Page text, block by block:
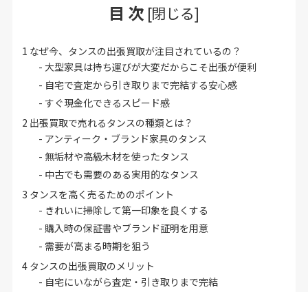
目 次 [閉じる]
1 なぜ今、タンスの出張買取が注目されているの？
大型家具は持ち運びが大変だからこそ出張が便利
自宅で査定から引き取りまで完結する安心感
すぐ現金化できるスピード感
2 出張買取で売れるタンスの種類とは？
アンティーク・ブランド家具のタンス
無垢材や高級木材を使ったタンス
中古でも需要のある実用的なタンス
3 タンスを高く売るためのポイント
きれいに掃除して第一印象を良くする
購入時の保証書やブランド証明を用意
需要が高まる時期を狙う
4タンスの出張買取のメリット
自宅にいながら査定・引き取りまで完結